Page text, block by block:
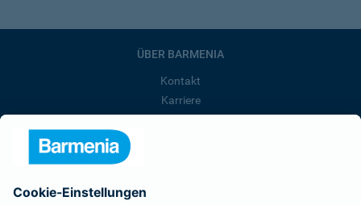
ÜBER BARMENIA
Kontakt
Karriere
Barmenia ist Teil der BarmeniaGothaer